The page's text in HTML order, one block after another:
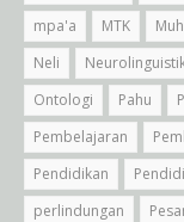
mpa'a
MTK
Neli
Ontologi
Pahu
Pembelajaran
Pendidikan
perlindungan